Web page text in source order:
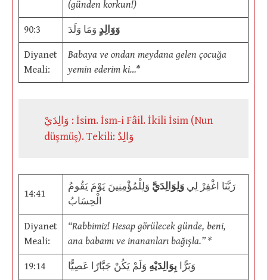
(günden korkun!)
90:3 وَوَالِدٍ وَمَا وَلَدَ
Diyanet
Meali:
Babaya ve ondan meydana gelen çocuğa
yemin ederim ki…*
وَالِدَيْ : İsim. İsm-i Fâil. İkili İsim (Nun
düşmüş). Tekili: وَالِدٌ
14:41
رَبَّنَا اغْفِرْ لِي وَلِوَالِدَيَّ وَلِلْمُؤْمِنِينَ يَوْمَ يَقُومُ
الْحِسَابُ
Diyanet
Meali:
“Rabbimiz! Hesap görülecek günde, beni,
ana babamı ve inananları bağışla.” *
19:14 وَبَرًّا بِوَالِدَيْهِ وَلَمْ يَكُنْ جَبَّارًا عَصِيًّا